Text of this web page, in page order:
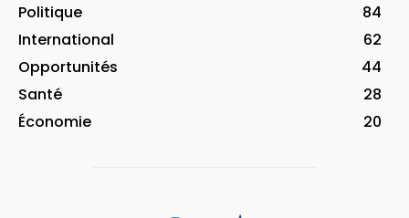
Politique
84
International
62
Opportunités
44
Santé
28
Économie
20